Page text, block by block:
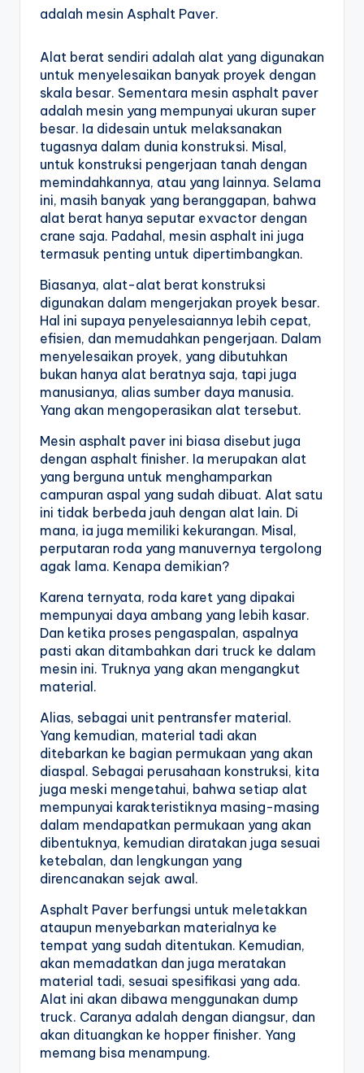
adalah mesin Asphalt Paver.
Alat berat sendiri adalah alat yang digunakan
untuk menyelesaikan banyak proyek dengan
skala besar. Sementara mesin asphalt paver
adalah mesin yang mempunyai ukuran super
besar. Ia didesain untuk melaksanakan
tugasnya dalam dunia konstruksi. Misal,
untuk konstruksi pengerjaan tanah dengan
memindahkannya, atau yang lainnya. Selama
ini, masih banyak yang beranggapan, bahwa
alat berat hanya seputar exvactor dengan
crane saja. Padahal, mesin asphalt ini juga
termasuk penting untuk dipertimbangkan.
Biasanya, alat-alat berat konstruksi
digunakan dalam mengerjakan proyek besar.
Hal ini supaya penyelesaiannya lebih cepat,
efisien, dan memudahkan pengerjaan. Dalam
menyelesaikan proyek, yang dibutuhkan
bukan hanya alat beratnya saja, tapi juga
manusianya, alias sumber daya manusia.
Yang akan mengoperasikan alat tersebut.
Mesin asphalt paver ini biasa disebut juga
dengan asphalt finisher. Ia merupakan alat
yang berguna untuk menghamparkan
campuran aspal yang sudah dibuat. Alat satu
ini tidak berbeda jauh dengan alat lain. Di
mana, ia juga memiliki kekurangan. Misal,
perputaran roda yang manuvernya tergolong
agak lama. Kenapa demikian?
Karena ternyata, roda karet yang dipakai
mempunyai daya ambang yang lebih kasar.
Dan ketika proses pengaspalan, aspalnya
pasti akan ditambahkan dari truck ke dalam
mesin ini. Truknya yang akan mengangkut
material.
Alias, sebagai unit pentransfer material.
Yang kemudian, material tadi akan
ditebarkan ke bagian permukaan yang akan
diaspal. Sebagai perusahaan konstruksi, kita
juga meski mengetahui, bahwa setiap alat
mempunyai karakteristiknya masing-masing
dalam mendapatkan permukaan yang akan
dibentuknya, kemudian diratakan juga sesuai
ketebalan, dan lengkungan yang
direncanakan sejak awal.
Asphalt Paver berfungsi untuk meletakkan
ataupun menyebarkan materialnya ke
tempat yang sudah ditentukan. Kemudian,
akan memadatkan dan juga meratakan
material tadi, sesuai spesifikasi yang ada.
Alat ini akan dibawa menggunakan dump
truck. Caranya adalah dengan diangsur, dan
akan dituangkan ke hopper finisher. Yang
memang bisa menampung.